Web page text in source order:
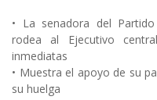
• La senadora del
rodea al Ejecutivo
inmediatas
• Muestra el apoyo de su
su huelga